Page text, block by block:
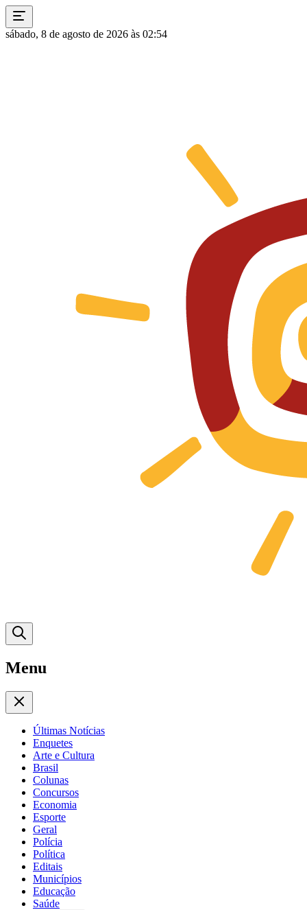
sábado, 8 de agosto de 2026 às 02:54
Menu
Últimas Notícias
Enquetes
Arte e Cultura
Brasil
Colunas
Concursos
Economia
Esporte
Geral
Polícia
Política
Editais
Municípios
Educação
Saúde